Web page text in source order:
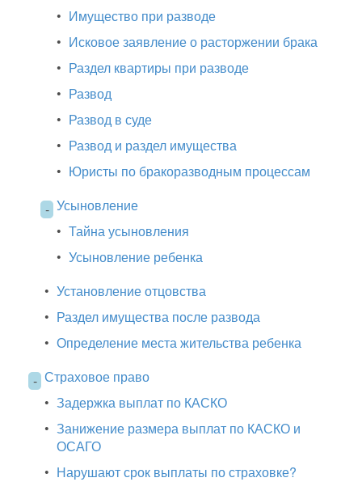
• Имущество при разводе
• Исковое заявление о расторжении брака
• Раздел квартиры при разводе
• Развод
• Развод в суде
• Развод и раздел имущества
• Юристы по бракоразводным процессам
- Усыновление
• Тайна усыновления
• Усыновление ребенка
• Установление отцовства
• Раздел имущества после развода
• Определение места жительства ребенка
- Страховое право
• Задержка выплат по КАСКО
• Занижение размера выплат по КАСКО и
ОСАГО
• Нарушают срок выплаты по страховке?